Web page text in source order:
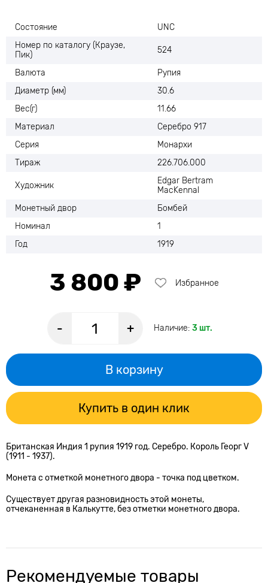
Состояние
UNC
Номер по каталогу (Краузе,
Пик)
524
Валюта
Рупия
Диаметр (мм)
30.6
Вес(г)
11.66
Материал
Серебро 917
Серия
Монархи
Тираж
226.706.000
Художник
Edgar Bertram
MacKennal
Монетный двор
Бомбей
Номинал
1
Год
1919
3 800 ₽ Избранное
- + Наличие: 3 шт.
В корзину
Купить в один клик
Британская Индия 1 рупия 1919 год. Серебро. Король Георг V
(1911 - 1937).
Монета с отметкой монетного двора - точка под цветком.
Существует другая разновидность этой монеты,
отчеканенная в Калькутте, без отметки монетного двора.
Рекомендуемые товары